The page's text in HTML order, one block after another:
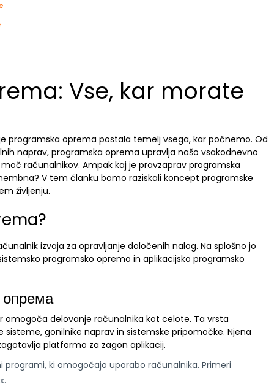
Vse, kar morate
programska oprema postala temelj vsega, kar počnemo. Od
naprav, programska oprema upravlja našo vsakodnevno
računalnikov. Ampak kaj je pravzaprav programska
V tem članku bomo raziskali koncept programske
življenju.
izvaja za opravljanje določenih nalog. Na splošno jo
programsko opremo in aplikacijsko programsko
опрема
omogoča delovanje računalnika kot celote. Ta vrsta
gonilnike naprav in sistemske pripomočke. Njena
platformo za zagon aplikacij.
programi, ki omogočajo uporabo računalnika. Primeri